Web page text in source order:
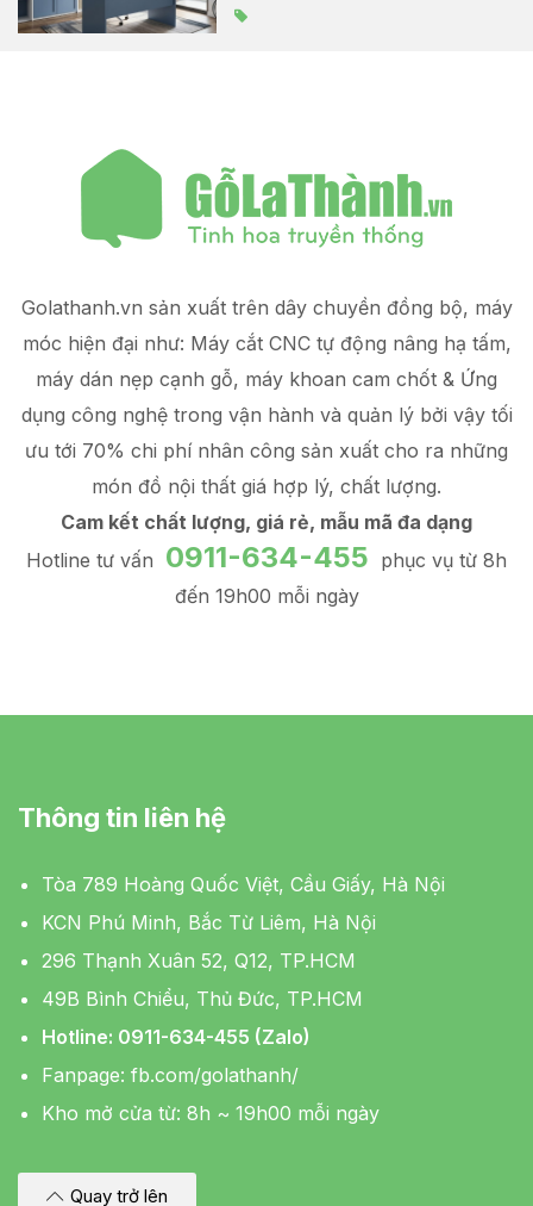
Golathanh.vn sản xuất trên dây chuyền đồng bộ, máy
móc hiện đại như: Máy cắt CNC tự động nâng hạ tấm,
máy dán nẹp cạnh gỗ, máy khoan cam chốt & Ứng
dụng công nghệ trong vận hành và quản lý bởi vậy tối
ưu tới 70% chi phí nhân công sản xuất cho ra những
món đồ nội thất giá hợp lý, chất lượng.
Cam kết chất lượng, giá rẻ, mẫu mã đa dạng
Hotline tư vấn 0911-634-455 phục vụ từ 8h
đến 19h00 mỗi ngày
Thông tin liên hệ
Tòa 789 Hoàng Quốc Việt, Cầu Giấy, Hà Nội
KCN Phú Minh, Bắc Từ Liêm, Hà Nội
296 Thạnh Xuân 52, Q12, TP.HCM
49B Bình Chiểu, Thủ Đức, TP.HCM
Hotline: 0911-634-455 (Zalo)
Fanpage: fb.com/golathanh/
Kho mở cửa từ: 8h ~ 19h00 mỗi ngày
Quay trở lên